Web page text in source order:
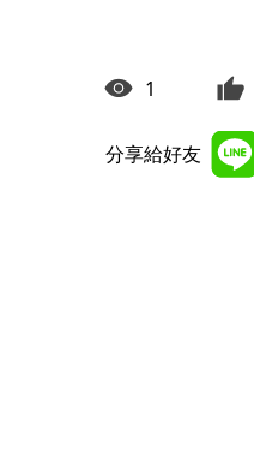
1
分享給好友